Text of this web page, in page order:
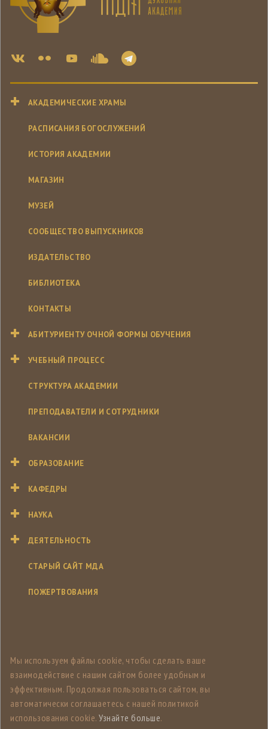
АКАДЕМИЧЕСКИЕ ХРАМЫ
РАСПИСАНИЯ БОГОСЛУЖЕНИЙ
ИСТОРИЯ АКАДЕМИИ
МАГАЗИН
МУЗЕЙ
СООБЩЕСТВО ВЫПУСКНИКОВ
ИЗДАТЕЛЬСТВО
БИБЛИОТЕКА
КОНТАКТЫ
АБИТУРИЕНТУ ОЧНОЙ ФОРМЫ ОБУЧЕНИЯ
УЧЕБНЫЙ ПРОЦЕСС
СТРУКТУРА АКАДЕМИИ
ПРЕПОДАВАТЕЛИ И СОТРУДНИКИ
ВАКАНСИИ
ОБРАЗОВАНИЕ
КАФЕДРЫ
НАУКА
ДЕЯТЕЛЬНОСТЬ
СТАРЫЙ САЙТ МДА
ПОЖЕРТВОВАНИЯ
Мы используем файлы cookie, чтобы сделать ваше
взаимодействие с нашим сайтом более удобным и
эффективным. Продолжая пользоваться сайтом, вы
автоматически соглашаетесь с нашей политикой
использования cookie. Узнайте больше.